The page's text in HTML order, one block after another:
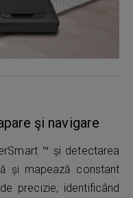
şi navigare
™ și detectarea
și mapează constant
precizie, identificând